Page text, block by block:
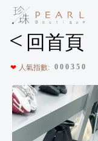
< 回首頁
❤ 人氣指數: 0 0 0 3 5 0